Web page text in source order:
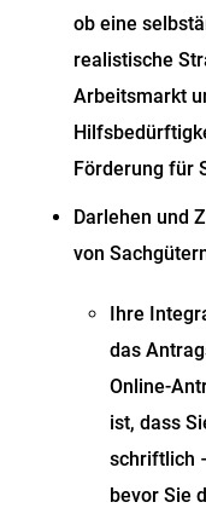
ob eine
realistische
Arbeitsmarkt
Förderung für
Darlehen und
von
Ihre
das
Online-
ist, dass
schriftlich
bevor Sie